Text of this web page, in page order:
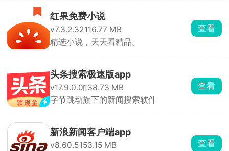
红果免费小说
v7.3.2.32116.77 MB
精选小说，天天看精品。
查看
头条搜索极速版app
v17.9.0.0138.73 MB
字节跳动旗下的新闻搜索软件
查看
新浪新闻客户端app
v8.60.5153.15 MB
查看